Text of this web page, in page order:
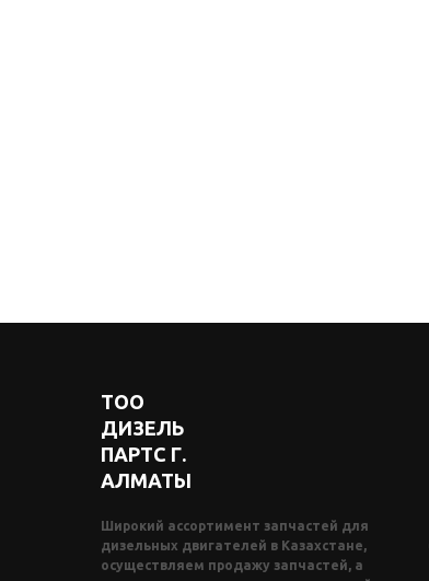
ТОО
ДИЗЕЛЬ
ПАРТС Г.
АЛМАТЫ
Широкий ассортимент запчастей для
дизельных двигателей в Казахстане,
осуществляем продажу запчастей, а